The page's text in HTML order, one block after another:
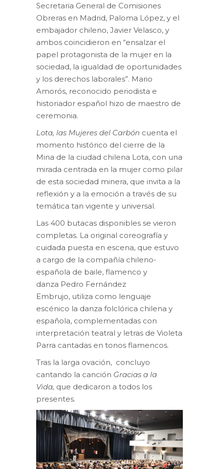
Secretaria General de Comisiones
Obreras en Madrid, Paloma López, y el
embajador chileno, Javier Velasco, y
ambos coincidieron en “ensalzar el
papel protagonista de la mujer en la
sociedad, la igualdad de oportunidades
y los derechos laborales”. Mario
Amorós, reconocido periodista e
historiador español hizo de maestro de
ceremonia.
Lota, las Mujeres del Carbón cuenta el
momento histórico del cierre de la
Mina de la ciudad chilena Lota, con una
mirada centrada en la mujer como pilar
de esta sociedad minera, que invita a la
reflexión y a la emoción a través de su
temática tan vigente y universal.
Las 400 butacas disponibles se vieron
completas. La original coreografía y
cuidada puesta en escena, que estuvo
a cargo de la compañía chileno-
española de baile, flamenco y
danza Pedro Fernández
Embrujo, utiliza como lenguaje
escénico la danza folclórica chilena y
española, complementadas con
interpretación teatral y letras de Violeta
Parra cantadas en tonos flamencos.
Tras la larga ovación, concluyo
cantando la canción Gracias a la
Vida, que dedicaron a todos los
presentes.